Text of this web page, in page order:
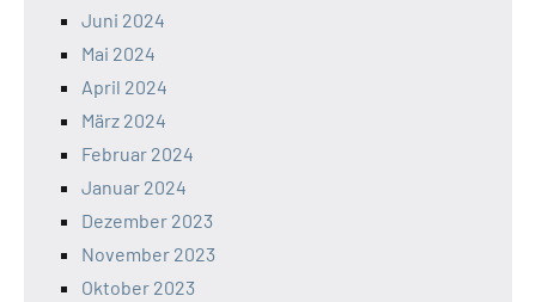
Juni 2024
Mai 2024
April 2024
März 2024
Februar 2024
Januar 2024
Dezember 2023
November 2023
Oktober 2023